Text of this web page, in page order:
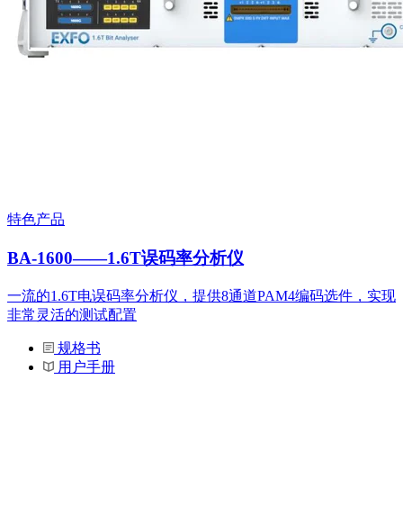
特色产品
BA-1600——1.6T误码率分析仪
一流的1.6T电误码率分析仪，提供8通道PAM4编码选件，实现
非常灵活的测试配置
规格书
用户手册